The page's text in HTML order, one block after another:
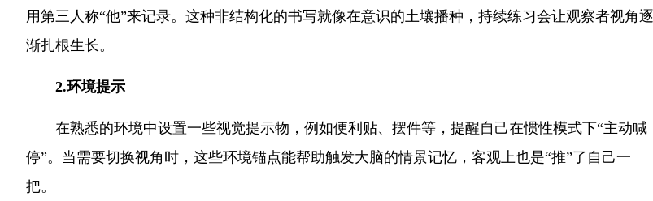
用第三人称“他”来记录。这种非结构化的书写就像在意识的土壤播种，持续练习会让观察者视角逐
渐扎根生长。
2.环境提示
在熟悉的环境中设置一些视觉提示物，例如便利贴、摆件等，提醒自己在惯性模式下“主动喊
停”。当需要切换视角时，这些环境锚点能帮助触发大脑的情景记忆，客观上也是“推”了自己一
把。